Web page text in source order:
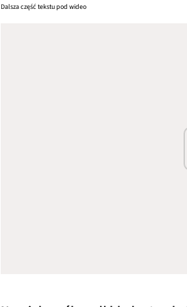
Dalsza część tekstu pod wideo